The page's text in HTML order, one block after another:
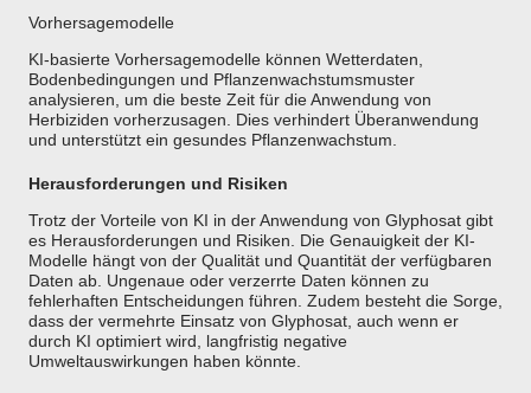
Vorhersagemodelle
KI-basierte Vorhersagemodelle können Wetterdaten,
Bodenbedingungen und Pflanzenwachstumsmuster
analysieren, um die beste Zeit für die Anwendung von
Herbiziden vorherzusagen. Dies verhindert Überanwendung
und unterstützt ein gesundes Pflanzenwachstum.
Herausforderungen und Risiken
Trotz der Vorteile von KI in der Anwendung von Glyphosat gibt
es Herausforderungen und Risiken. Die Genauigkeit der KI-
Modelle hängt von der Qualität und Quantität der verfügbaren
Daten ab. Ungenaue oder verzerrte Daten können zu
fehlerhaften Entscheidungen führen. Zudem besteht die Sorge,
dass der vermehrte Einsatz von Glyphosat, auch wenn er
durch KI optimiert wird, langfristig negative
Umweltauswirkungen haben könnte.